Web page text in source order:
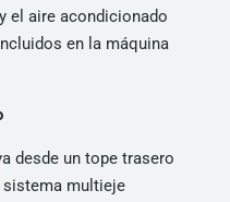
el aire acondicionado
en la máquina
desde un tope trasero
sistema multieje